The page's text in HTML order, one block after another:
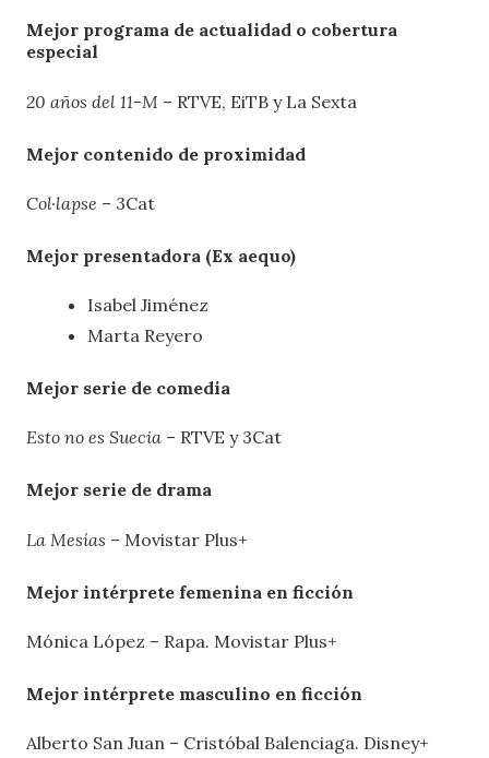
Mejor programa de actualidad o cobertura
especial
20 años del 11-M – RTVE, EiTB y La Sexta
Mejor contenido de proximidad
Col·lapse – 3Cat
Mejor presentadora (Ex aequo)
Isabel Jiménez
Marta Reyero
Mejor serie de comedia
Esto no es Suecia – RTVE y 3Cat
Mejor serie de drama
La Mesías – Movistar Plus+
Mejor intérprete femenina en ficción
Mónica López – Rapa. Movistar Plus+
Mejor intérprete masculino en ficción
Alberto San Juan – Cristóbal Balenciaga. Disney+